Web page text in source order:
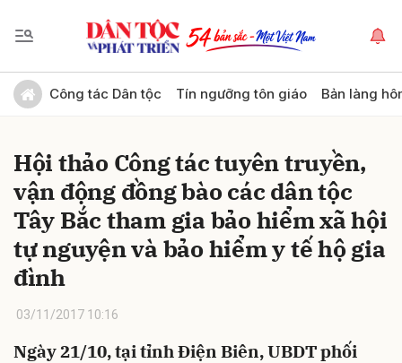
Công tác Dân tộc Tín ngưỡng tôn giáo Bản làng
Hội thảo Công tác tuyên truyền,
vận động đồng bào các dân tộc
Tây Bắc tham gia bảo hiểm xã hội
tự nguyện và bảo hiểm y tế hộ gia
đình
03/11/2017 10:16
Ngày 21/10, tại tỉnh Điện Biên, UBDT phối
Gửi bình luận